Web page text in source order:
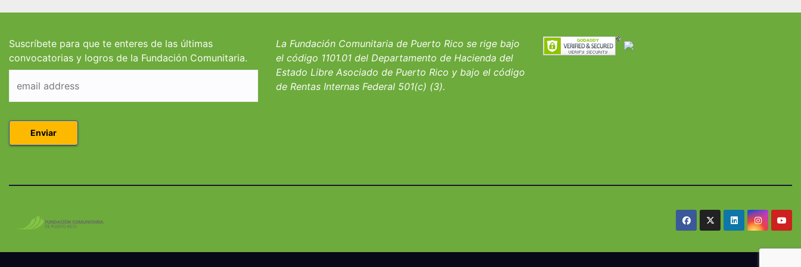
Rico
albergues infantiles
Suscríbete para que te enteres de las últimas
convocatorias y logros de la Fundación Comunitaria.
La Fundación Comunitaria de Puerto Rico se rige bajo
el código 1101.01 del Departamento de Hacienda del
Estado Libre Asociado de Puerto Rico y bajo el código
de Rentas Internas Federal 501(c) (3).